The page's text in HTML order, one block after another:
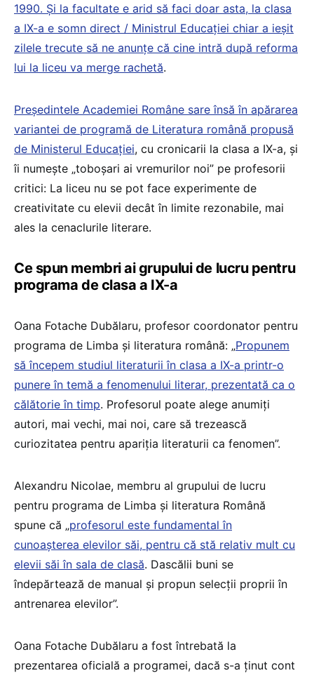
1990. Și la facultate e arid să faci doar asta, la clasa
a IX-a e somn direct / Ministrul Educației chiar a ieșit
zilele trecute să ne anunțe că cine intră după reforma
lui la liceu va merge rachetă.
Președintele Academiei Române sare însă în apărarea
variantei de programă de Literatura română propusă
de Ministerul Educației, cu cronicarii la clasa a IX-a, și
îi numește „toboșari ai vremurilor noi” pe profesorii
critici: La liceu nu se pot face experimente de
creativitate cu elevii decât în limite rezonabile, mai
ales la cenaclurile literare.
Ce spun membri ai grupului de lucru pentru
programa de clasa a IX-a
Oana Fotache Dubălaru, profesor coordonator pentru
programa de Limba și literatura română: „Propunem
să începem studiul literaturii în clasa a IX-a printr-o
punere în temă a fenomenului literar, prezentată ca o
călătorie în timp. Profesorul poate alege anumiți
autori, mai vechi, mai noi, care să trezească
curiozitatea pentru apariția literaturii ca fenomen”.
Alexandru Nicolae, membru al grupului de lucru
pentru programa de Limba și literatura Română
spune că „profesorul este fundamental în
cunoașterea elevilor săi, pentru că stă relativ mult cu
elevii săi în sala de clasă. Dascălii buni se
îndepărtează de manual și propun selecții proprii în
antrenarea elevilor”.
Oana Fotache Dubălaru a fost întrebată la
prezentarea oficială a programei, dacă s-a ținut cont